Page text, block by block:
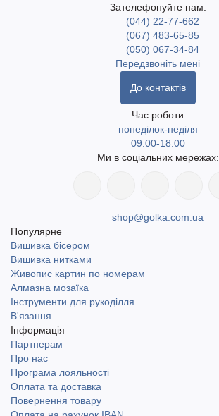
Зателефонуйте нам:
(044) 22-77-662
(067) 483-65-85
(050) 067-34-84
Передзвоніть мені
До контактів
Час роботи
понеділок-неділя
09:00-18:00
Ми в соціальних мережах:
shop@golka.com.ua
Популярне
Вишивка бісером
Вишивка нитками
Живопис картин по номерам
Алмазна мозаїка
Інструменти для рукоділля
В'язання
Інформація
Партнерам
Про нас
Програма лояльності
Оплата та доставка
Повернення товару